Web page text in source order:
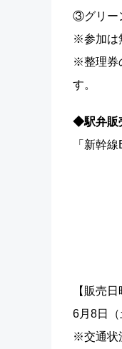
③グリー
※参加は
※整理券
す。
◆駅弁販
「新幹
【販売日
6月8日
※交通状